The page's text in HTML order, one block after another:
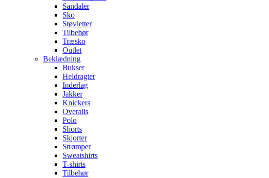
Sandaler
Sko
Støvletter
Tilbehør
Træsko
Outlet
Beklædning
Bukser
Heldragter
Inderlag
Jakker
Knickers
Overalls
Polo
Shorts
Skjorter
Strømper
Sweatshirts
T-shirts
Tilbehør